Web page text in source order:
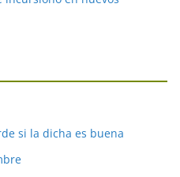
si la dicha es buena